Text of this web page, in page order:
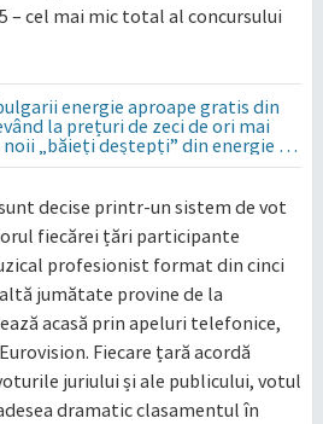
cel mai mic total al concursului
energie aproape gratis din
la prețuri de zeci de ori mai
noii „băieți deștepți” din energie de
decise printr-un sistem de vot
fiecărei țări participante
profesionist format din cinci
jumătate provine de la
acasă prin apeluri telefonice,
Fiecare țară acordă
juriului și ale publicului, votul
dramatic clasamentul în